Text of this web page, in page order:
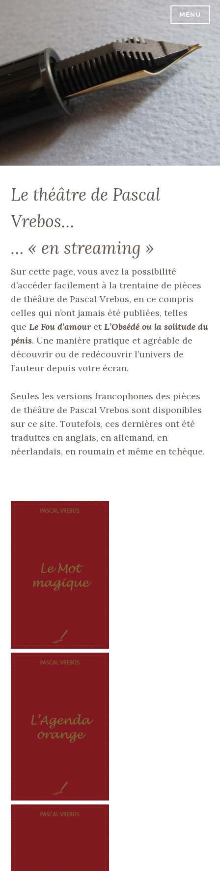
MENU
Le théâtre de Pascal
Vrebos…
… « en streaming »
Sur cette page, vous avez la possibilité
d’accéder facilement à la trentaine de pièces
de théâtre de Pascal Vrebos, en ce compris
celles qui n’ont jamais été publiées, telles
queLe Fou d’amouretL’Obsédé ou la solitude du
pénis. Une manière pratique et agréable de
découvrir ou de redécouvrir l’univers de
l’auteur depuis votre écran.
Seules les versions francophones des pièces
de théâtre de Pascal Vrebos sont disponibles
sur ce site. Toutefois, ces dernières ont été
traduites en anglais, en allemand, en
néerlandais, en roumain et même en tchèque.